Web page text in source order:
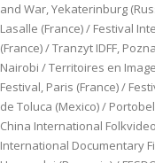
and War, Yekaterinburg
Lasalle (France) / Festival
(France) / Tranzyt IDFF,
Nairobi / Territoires en
Festival, Paris (France) /
de Toluca (Mexico) /
China International
International Documentary